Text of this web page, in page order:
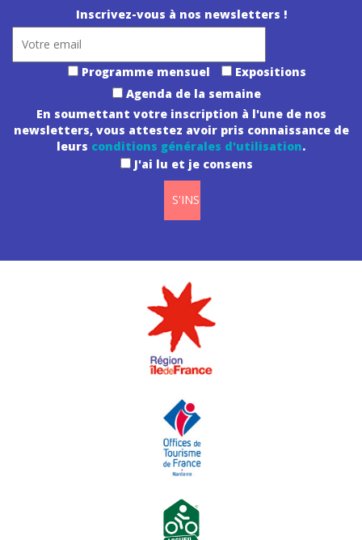
Inscrivez-vous à nos newsletters !
Programme mensuel
Expositions
Agenda de la semaine
En soumettant votre inscription à l'une de nos
newsletters, vous attestez avoir pris connaissance de
leurs conditions générales d'utilisation.
J'ai lu et je consens